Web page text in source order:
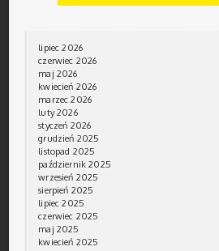
lipiec 2026
czerwiec 2026
maj 2026
kwiecień 2026
marzec 2026
luty 2026
styczeń 2026
grudzień 2025
listopad 2025
październik 2025
wrzesień 2025
sierpień 2025
lipiec 2025
czerwiec 2025
maj 2025
kwiecień 2025